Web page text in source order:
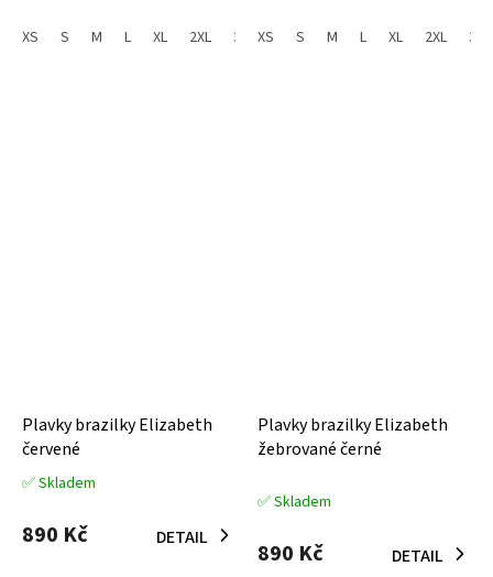
z
XS S M L XL 2XL 3XL 4XL
z
XS S M L XL 2XL 3XL
Plavky brazilky Elizabeth
červené
Průměrné
produktu
je
✅ Skladem
890 Kč DETAIL
Plavky brazilky Elizabeth
žebrované černé
✅ Skladem
890 Kč DETAIL